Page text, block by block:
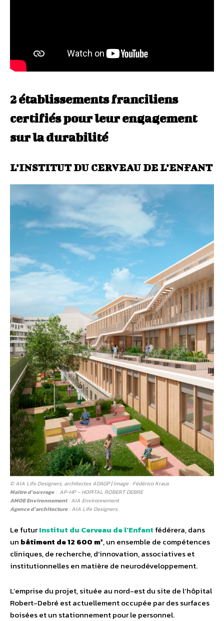
2 établissements franciliens
certifiés pour leur engagement
sur la durabilité
L’INSTITUT DU CERVEAU DE L’ENFANT
© AIA Life Designers, architectes ADAGP | Image : Fédérico Kraus
Maitre d’ouvrage: AP-HP – HOPITAL ROBERT DEBRE
AMOE Environnement: AIA Environnement
Agence d’architecture: AIA Life Designers
Le futurInstitut du Cerveau de l’Enfant fédérera, dans
un bâtiment de 12 600 m², un ensemble de compétences
cliniques, de recherche, d’innovation, associatives et
institutionnelles en matière de neurodéveloppement.
L’emprise du projet, située au nord-est du site de l’hôpital
Robert-Debré est actuellement occupée par des surfaces
boisées et un stationnement pour le personnel.